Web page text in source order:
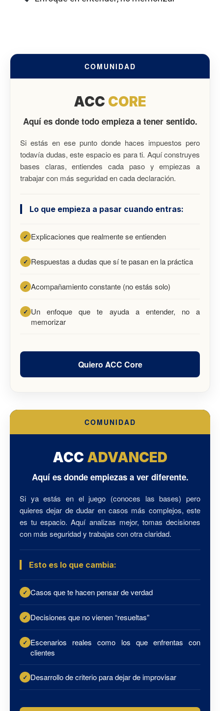
COMUNIDAD
ACC CORE
Aquí es donde todo empieza a tener sentido.
Si estás en ese punto donde haces impuestos pero
todavía dudas, este espacio es para ti. Aquí construyes
bases claras, entiendes cada paso y empiezas a
trabajar con más seguridad en cada declaración.
Lo que empieza a pasar cuando entras:
Explicaciones que realmente se entienden
Respuestas a dudas que sí te pasan en la práctica
Acompañamiento constante (no estás solo)
Un enfoque que te ayuda a entender, no a
memorizar
Quiero ACC Core
COMUNIDAD
ACC ADVANCED
Aquí es donde empiezas a ver diferente.
Si ya estás en el juego (conoces las bases) pero
quieres dejar de dudar en casos más complejos, este
es tu espacio. Aquí analizas mejor, tomas decisiones
con más seguridad y trabajas con otra claridad.
Esto es lo que cambia:
Casos que te hacen pensar de verdad
Decisiones que no vienen “resueltas”
Escenarios reales como los que enfrentas con
clientes
Desarrollo de criterio para dejar de improvisar